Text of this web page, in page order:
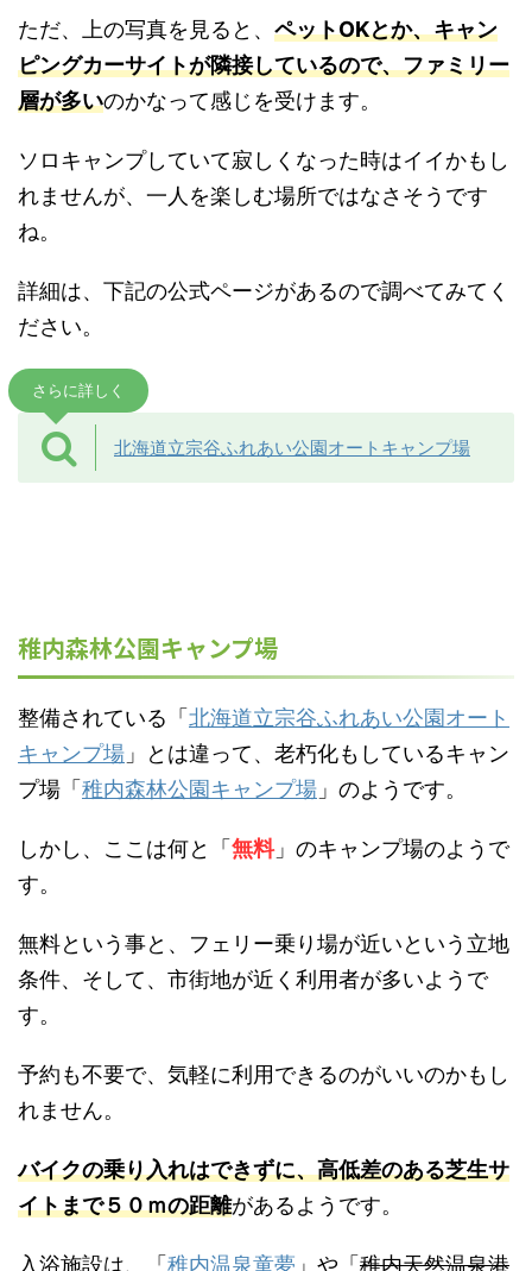
ただ、上の写真を見ると、 ペットOKとか、キャン
ピングカーサイトが隣接しているので、ファミリー
層が多いのかなって感じを受けます。
ソロキャンプしていて寂しくなった時はイイかもし
れませんが、一人を楽しむ場所ではなさそうです
ね。
詳細は、下記の公式ページがあるので調べてみてく
ださい。
さらに詳しく
北海道立宗谷ふれあい公園オートキャンプ場
稚内森林公園キャンプ場
整備されている「 北海道立宗谷ふれあい公園オート
キャンプ場 」とは違って、老朽化もしているキャン
プ場「 稚内森林公園キャンプ場 」のようです。
しかし、ここは何と「 無料」のキャンプ場のようで
す。
無料という事と、フェリー乗り場が近いという立地
条件、そして、市街地が近く利用者が多いようで
す。
予約も不要で、気軽に利用できるのがいいのかもし
れません。
バイクの乗り入れはできずに、高低差のある芝生サ
イトまで５０ｍの距離があるようです。
入浴施設は、「 稚内温泉童夢 」や「 稚内天然温泉港